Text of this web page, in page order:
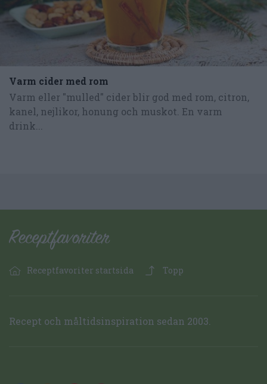
Varm cider med rom
Varm eller "mulled" cider blir god med rom, citron,
kanel, nejlikor, honung och muskot. En varm
drink...
Receptfavoriter startsida Topp
Recept och måltidsinspiration sedan 2003.